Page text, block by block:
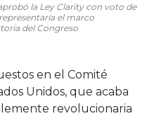
la Ley Clarity con voto de
el marco
del Congreso
en el Comité
Unidos, que acaba
revolucionaria